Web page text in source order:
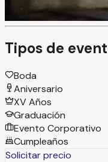
historia.
Tipos de
Boda
Aniversario
XV Años
Graduación
Evento Corporativo
Cumpleaños
Solicitar precio